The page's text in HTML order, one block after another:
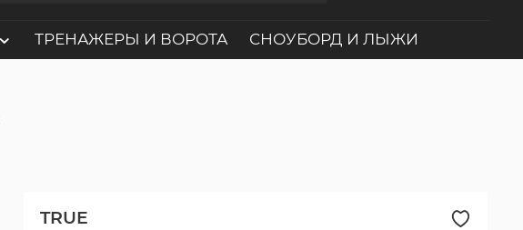
ТРЕНАЖЕРЫ И ВОРОТА СНОУБОРД И ЛЫЖИ
TRUE